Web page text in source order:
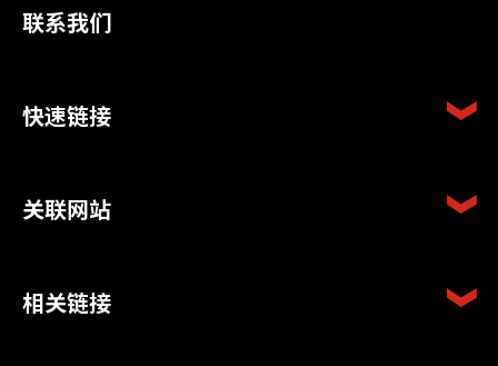
联系我们
快速链接
关联网站
相关链接